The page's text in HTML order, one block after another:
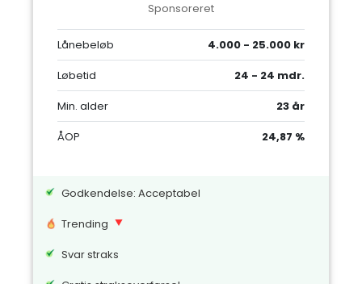
Sponsoreret
Lånebeløb
4.000 - 25.000 kr
Løbetid
24 - 24 mdr.
Min. alder
23 år
ÅOP
24,87 %
Godkendelse: Acceptabel
Trending
Svar straks